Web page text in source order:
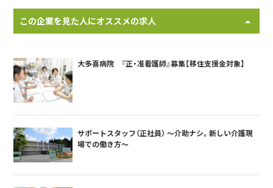
この企業を見た人にオススメの求人
大多喜病院 『正・准看護師』募集【移住支援金対象】
サポートスタッフ（正社員） ～介助ナシ。新しい介護現
場での働き方～